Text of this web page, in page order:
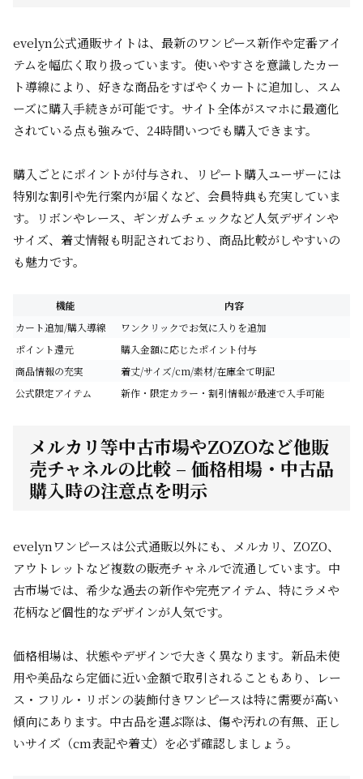
evelyn公式通販サイトは、最新のワンピース新作や定番アイ
テムを幅広く取り扱っています。使いやすさを意識したカー
ト導線により、好きな商品をすばやくカートに追加し、スム
ーズに購入手続きが可能です。サイト全体がスマホに最適化
されている点も強みで、24時間いつでも購入できます。
購入ごとにポイントが付与され、リピート購入ユーザーには
特別な割引や先行案内が届くなど、会員特典も充実していま
す。リボンやレース、ギンガムチェックなど人気デザインや
サイズ、着丈情報も明記されており、商品比較がしやすいの
も魅力です。
機能
内容
カート追加/購入導線
ワンクリックでお気に入りを追加
ポイント還元
購入金額に応じたポイント付与
商品情報の充実
着丈/サイズ/cm/素材/在庫全て明記
公式限定アイテム
新作・限定カラー・割引情報が最速で入手可能
メルカリ等中古市場やZOZOなど他販
売チャネルの比較 – 価格相場・中古品
購入時の注意点を明示
evelynワンピースは公式通販以外にも、メルカリ、ZOZO、
アウトレットなど複数の販売チャネルで流通しています。中
古市場では、希少な過去の新作や完売アイテム、特にラメや
花柄など個性的なデザインが人気です。
価格相場は、状態やデザインで大きく異なります。新品未使
用や美品なら定価に近い金額で取引されることもあり、レー
ス・フリル・リボンの装飾付きワンピースは特に需要が高い
傾向にあります。中古品を選ぶ際は、傷や汚れの有無、正し
いサイズ（cm表記や着丈）を必ず確認しましょう。